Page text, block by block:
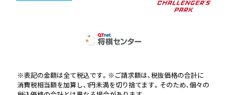
※表記の金額は全て税込です。※ご請求額は、税抜価格の合計に
消費税相当額を加算し、1円未満を切り捨てます。そのため、個々の